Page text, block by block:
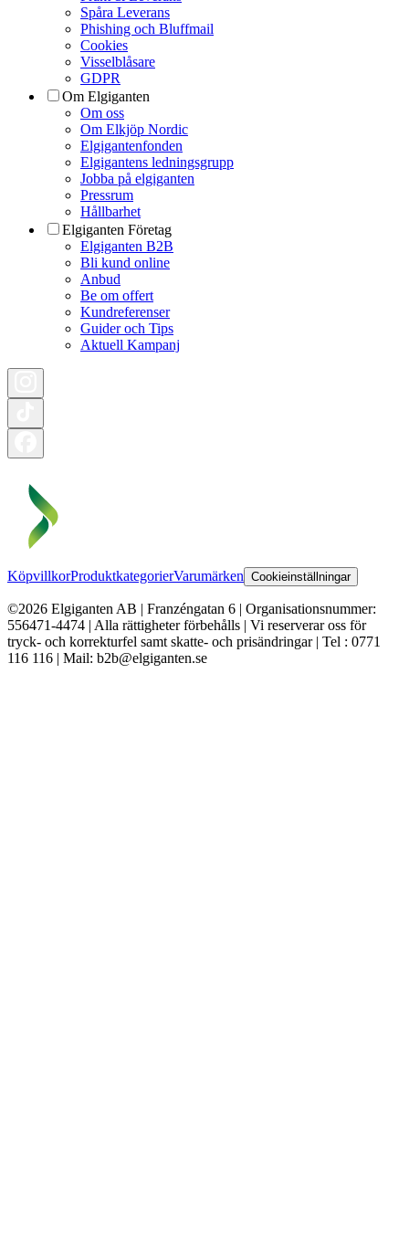
Spåra Leverans
Phishing och Bluffmail
Cookies
Visselblåsare
GDPR
Om Elgiganten
Om oss
Om Elkjöp Nordic
Elgigantenfonden
Elgigantens ledningsgrupp
Jobba på elgiganten
Pressrum
Hållbarhet
Elgiganten Företag
Elgiganten B2B
Bli kund online
Anbud
Be om offert
Kundreferenser
Guider och Tips
Aktuell Kampanj
KöpvillkorProduktkategorierVarumärken Cookieinställningar
©2026 Elgiganten AB | Franzéngatan 6 | Organisationsnummer:
556471-4474 | Alla rättigheter förbehålls | Vi reserverar oss för
tryck- och korrekturfel samt skatte- och prisändringar | Tel : 0771
116 116 | Mail: b2b@elgiganten.se